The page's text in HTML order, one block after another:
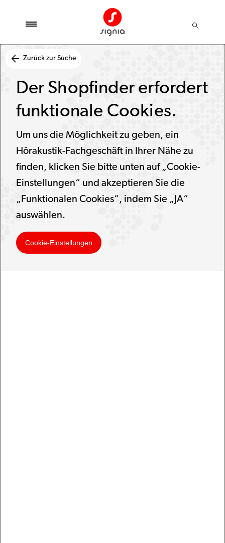
Zurück zur Suche
Der Shopfinder erfordert
funktionale Cookies.
Um uns die Möglichkeit zu geben, ein
Hörakustik-Fachgeschäft in Ihrer Nähe zu
finden, klicken Sie bitte unten auf „Cookie-
Einstellungen“ und akzeptieren Sie die
„Funktionalen Cookies“, indem Sie „JA“
auswählen.
Cookie-Einstellungen